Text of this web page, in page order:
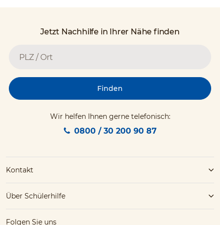
Jetzt Nachhilfe in Ihrer Nähe finden
Finden
Wir helfen Ihnen gerne telefonisch:
0800 / 30 200 90 87
Kontakt
Über Schülerhilfe
Folgen Sie uns